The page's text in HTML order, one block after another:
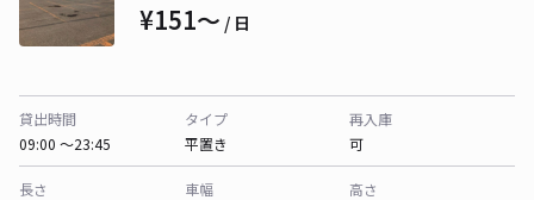
¥151〜 / 日
貸出時間
09:00 〜23:45
タイプ
平置き
再入庫
可
長さ
車幅
高さ